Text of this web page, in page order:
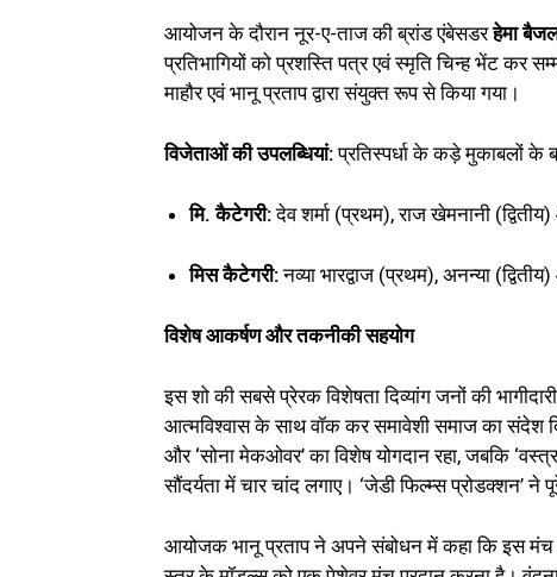
आयोजन के दौरान नूर-ए-ताज की ब्रांड एंबेसडरहेमा
प्रतिभागियों को प्रशस्ति पत्र एवं स्मृति चिन्ह भेंट
माहौर एवं भानू प्रताप द्वारा संयुक्त रूप से किया गया।
विजेताओं की उपलब्धियां:प्रतिस्पर्धा के कड़े मुकाबलों के
मि. कैटेगरी:देव शर्मा (प्रथम), राज खेमनानी
मिस कैटेगरी:नव्या भारद्वाज (प्रथम), अनन्या
विशेष आकर्षण और तकनीकी सहयोग
इस शो की सबसे प्रेरक विशेषता दिव्यांग जनों की
आत्मविश्वास के साथ वॉक कर समावेशी समाज का संदेश
और ‘सोना मेकओवर’ का विशेष योगदान रहा, जबकि
सौंदर्यता में चार चांद लगाए। ‘जेडी फिल्म्स
आयोजक भानू प्रताप ने अपने संबोधन में कहा कि इस मंच